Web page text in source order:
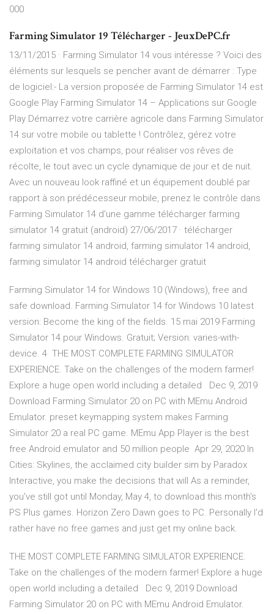
000
Farming Simulator 19 Télécharger - JeuxDePC.fr
13/11/2015 · Farming Simulator 14 vous intéresse ? Voici des
éléments sur lesquels se pencher avant de démarrer : Type
de logiciel:- La version proposée de Farming Simulator 14 est
Google Play Farming Simulator 14 – Applications sur Google
Play Démarrez votre carrière agricole dans Farming Simulator
14 sur votre mobile ou tablette ! Contrôlez, gérez votre
exploitation et vos champs, pour réaliser vos rêves de
récolte, le tout avec un cycle dynamique de jour et de nuit.
Avec un nouveau look raffiné et un équipement doublé par
rapport à son prédécesseur mobile, prenez le contrôle dans
Farming Simulator 14 d'une gamme télécharger farming
simulator 14 gratuit (android) 27/06/2017 · télécharger
farming simulator 14 android, farming simulator 14 android,
farming simulator 14 android télécharger gratuit
Farming Simulator 14 for Windows 10 (Windows), free and
safe download. Farming Simulator 14 for Windows 10 latest
version: Become the king of the fields. 15 mai 2019 Farming
Simulator 14 pour Windows. Gratuit; Version: varies-with-
device. 4 THE MOST COMPLETE FARMING SIMULATOR
EXPERIENCE. Take on the challenges of the modern farmer!
Explore a huge open world including a detailed Dec 9, 2019
Download Farming Simulator 20 on PC with MEmu Android
Emulator. preset keymapping system makes Farming
Simulator 20 a real PC game. MEmu App Player is the best
free Android emulator and 50 million people Apr 29, 2020 In
Cities: Skylines, the acclaimed city builder sim by Paradox
Interactive, you make the decisions that will As a reminder,
you've still got until Monday, May 4, to download this month's
PS Plus games. Horizon Zero Dawn goes to PC. Personally I'd
rather have no free games and just get my online back.
THE MOST COMPLETE FARMING SIMULATOR EXPERIENCE.
Take on the challenges of the modern farmer! Explore a huge
open world including a detailed Dec 9, 2019 Download
Farming Simulator 20 on PC with MEmu Android Emulator.